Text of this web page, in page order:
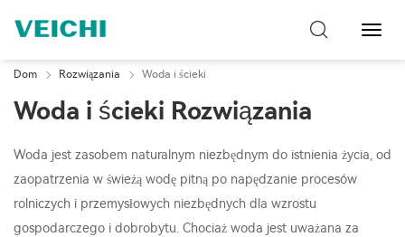
Dom Rozwiązania Woda i ścieki
Woda i ścieki Rozwiązania
Woda jest zasobem naturalnym niezbędnym do istnienia życia, od
zaopatrzenia w świeżą wodę pitną po napędzanie procesów
rolniczych i przemysłowych niezbędnych dla wzrostu
gospodarczego i dobrobytu. Chociaż woda jest uważana za